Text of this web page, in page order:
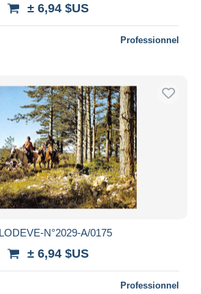
± 6,94 $US
Professionnel
N°2029-A/0175
± 6,94 $US
Professionnel